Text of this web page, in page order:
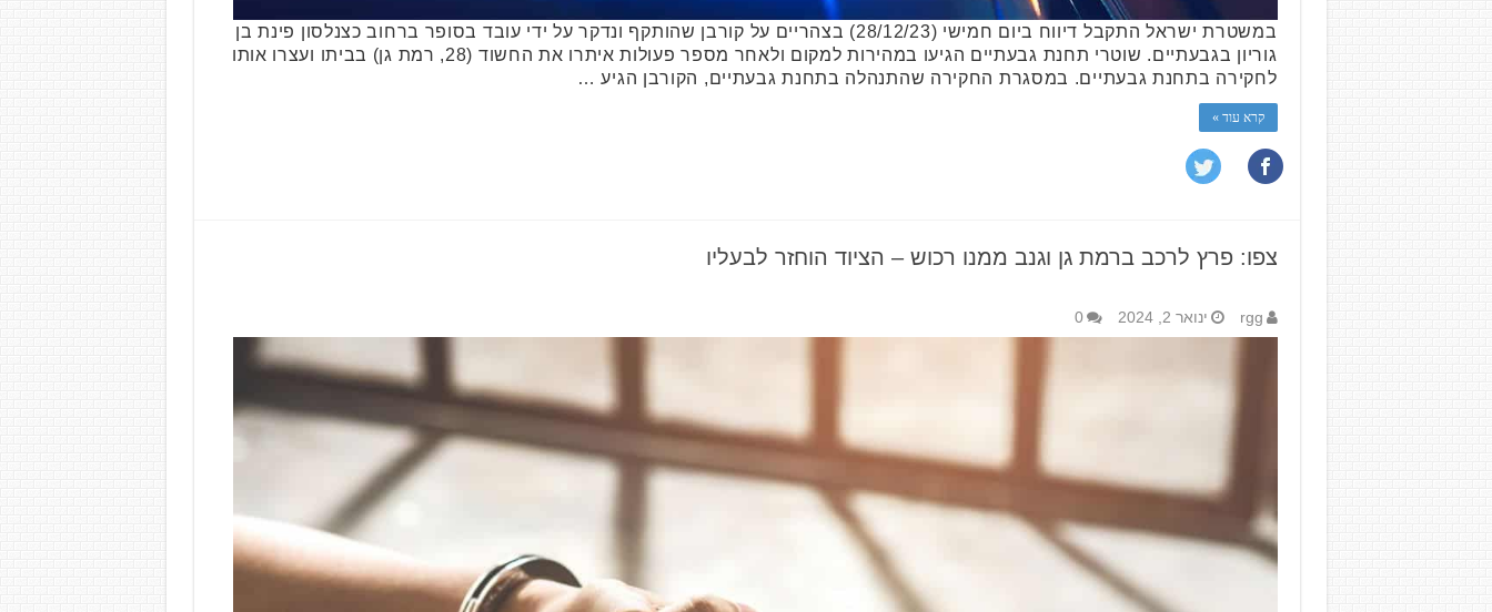
במשטרת ישראל התקבל דיווח ביום חמישי (28/12/23) בצהריים על קורבן שהותקף ונדקר על ידי עובד בסופר ברחוב כצנלסון פינת בן
גוריון בגבעתיים. שוטרי תחנת גבעתיים הגיעו במהירות למקום ולאחר מספר פעולות איתרו את החשוד (28, רמת גן) בביתו ועצרו אותו
לחקירה בתחנת גבעתיים. במסגרת החקירה שהתנהלה בתחנת גבעתיים, הקורבן הגיע …
קרא עוד »
צפו: פרץ לרכב ברמת גן וגנב ממנו רכוש – הציוד הוחזר לבעליו
rgg ינואר 2, 2024 0